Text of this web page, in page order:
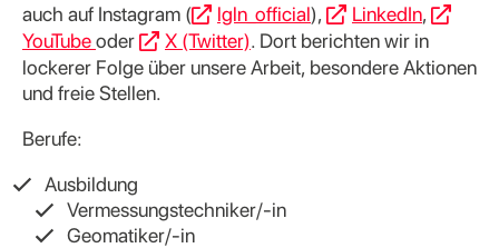
auch auf Instagram (
lgln_official), LinkedIn,
YouTubeoder X (Twitter). Dort berichten wir in
lockerer Folge über unsere Arbeit, besondere Aktionen
und freie Stellen.
Berufe:
Ausbildung
Vermessungstechniker/-in
Geomatiker/-in